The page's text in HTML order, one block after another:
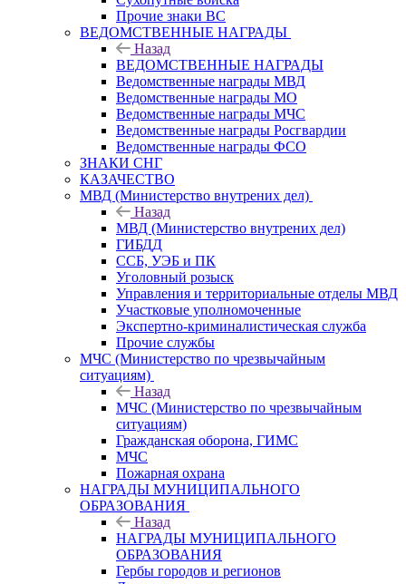
Прочие знаки ВС
ВЕДОМСТВЕННЫЕ НАГРАДЫ
Назад
ВЕДОМСТВЕННЫЕ НАГРАДЫ
Ведомственные награды МВД
Ведомственные награды МО
Ведомственные награды МЧС
Ведомственные награды Росгвардии
Ведомственные награды ФСО
ЗНАКИ СНГ
КАЗАЧЕСТВО
МВД (Министерство внутрених дел)
Назад
МВД (Министерство внутрених дел)
ГИБДД
ССБ, УЭБ и ПК
Уголовный розыск
Управления и территориальные отделы МВД
Участковые уполномоченные
Экспертно-криминалистическая служба
Прочие службы
МЧС (Министерство по чрезвычайным
ситуациям)
Назад
МЧС (Министерство по чрезвычайным
ситуациям)
Гражданская оборона, ГИМС
МЧС
Пожарная охрана
НАГРАДЫ МУНИЦИПАЛЬНОГО
ОБРАЗОВАНИЯ
Назад
НАГРАДЫ МУНИЦИПАЛЬНОГО
ОБРАЗОВАНИЯ
Гербы городов и регионов